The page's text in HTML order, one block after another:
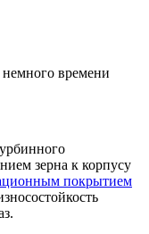
времени
зерна к корпусу
покрытием